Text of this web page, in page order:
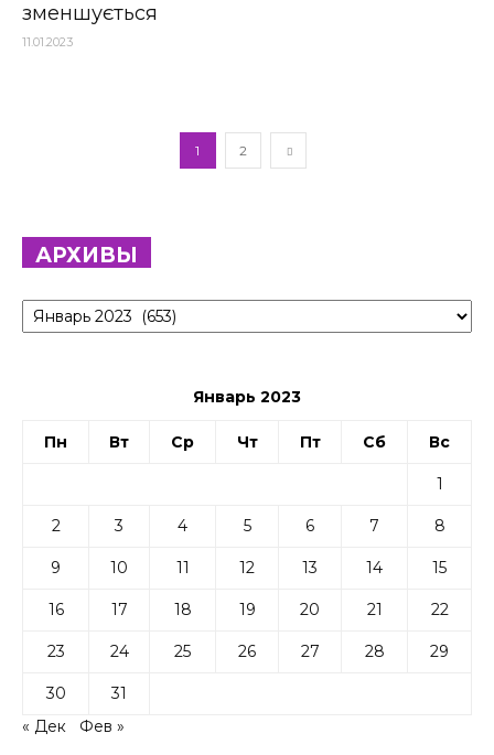
зменшується
11.01.2023
1 2
АРХИВЫ
Архивы
Январь 2023
Пн Вт Ср Чт Пт Сб Вс
1
2 3 4 5 6 7 8
9 10 11 12 13 14 15
16 17 18 19 20 21 22
23 24 25 26 27 28 29
30
31
« Дек
Фев »